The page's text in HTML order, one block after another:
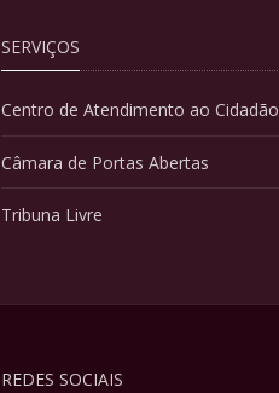
SERVIÇOS
Centro de Atendimento ao Cidadão
Câmara de Portas Abertas
Tribuna Livre
REDES SOCIAIS